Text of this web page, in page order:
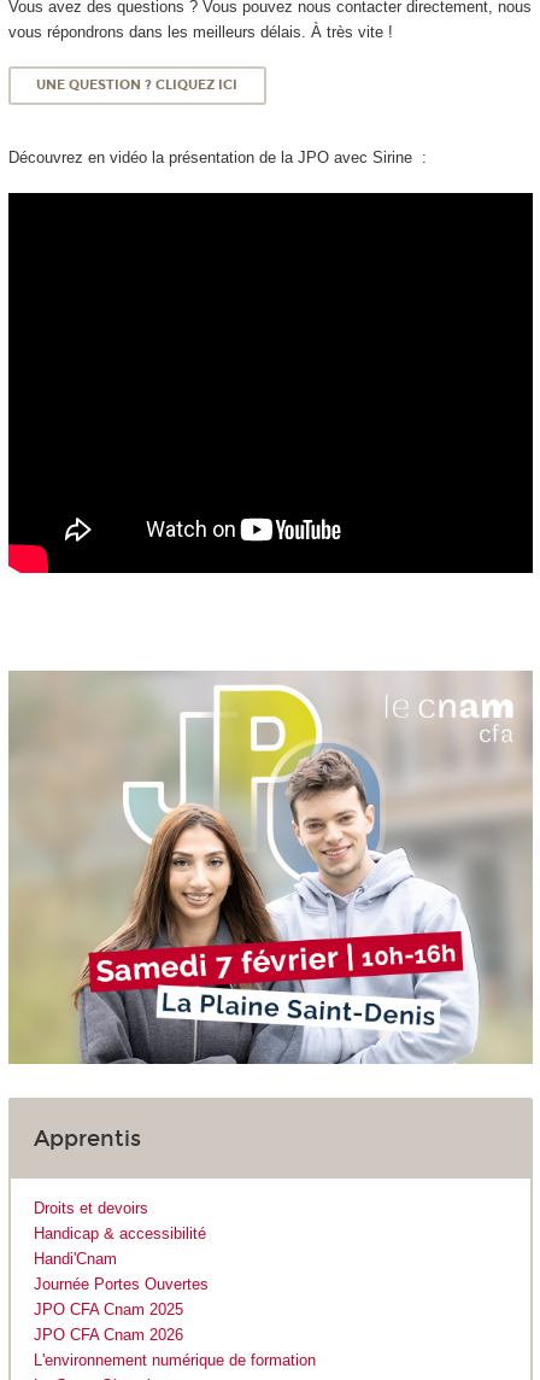
Vous avez des questions ? Vous pouvez nous contacter directement, nous
vous répondrons dans les meilleurs délais. À très vite !
UNE QUESTION ? CLIQUEZ ICI
Découvrez en vidéo la présentation de la JPO avec Sirine :
Apprentis
Droits et devoirs
Handicap & accessibilité
Handi'Cnam
Journée Portes Ouvertes
JPO CFA Cnam 2025
JPO CFA Cnam 2026
L'environnement numérique de formation